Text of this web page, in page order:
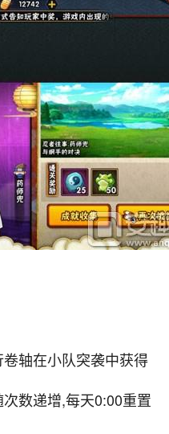
轴在小队突袭中获得
数递增,每天0:00重置